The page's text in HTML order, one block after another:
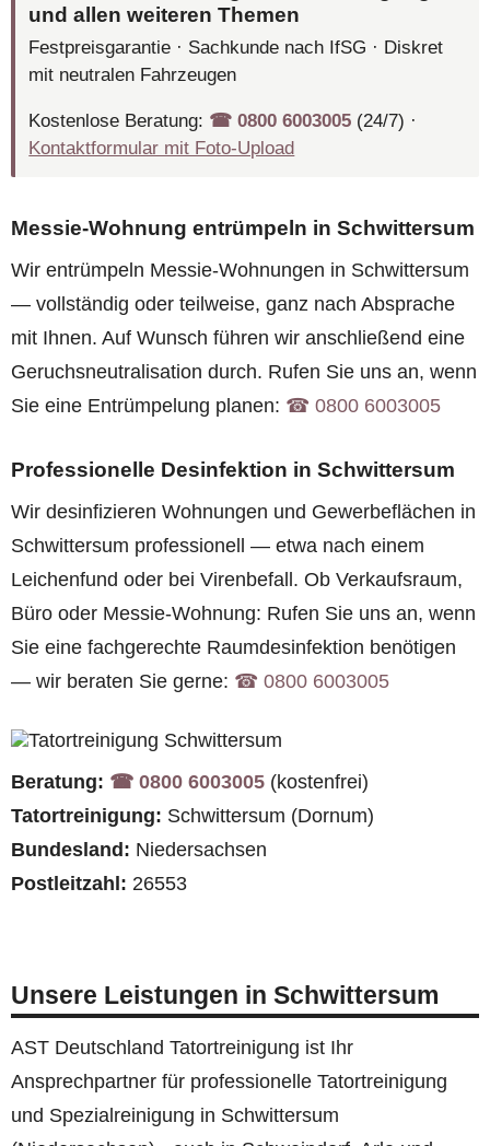
und allen weiteren Themen
Festpreisgarantie · Sachkunde nach IfSG · Diskret
mit neutralen Fahrzeugen
Kostenlose Beratung: ☎︎ 0800 6003005 (24/7) ·
Kontaktformular mit Foto-Upload
Messie-Wohnung entrümpeln in Schwittersum
Wir entrümpeln Messie-Wohnungen in Schwittersum
— vollständig oder teilweise, ganz nach Absprache
mit Ihnen. Auf Wunsch führen wir anschließend eine
Geruchsneutralisation durch. Rufen Sie uns an, wenn
Sie eine Entrümpelung planen: ☎︎ 0800 6003005
Professionelle Desinfektion in Schwittersum
Wir desinfizieren Wohnungen und Gewerbeflächen in
Schwittersum professionell — etwa nach einem
Leichenfund oder bei Virenbefall. Ob Verkaufsraum,
Büro oder Messie-Wohnung: Rufen Sie uns an, wenn
Sie eine fachgerechte Raumdesinfektion benötigen
— wir beraten Sie gerne: ☎︎ 0800 6003005
Beratung: ☎︎ 0800 6003005 (kostenfrei)
Tatortreinigung: Schwittersum (Dornum)
Bundesland: Niedersachsen
Postleitzahl: 26553
Unsere Leistungen in Schwittersum
AST Deutschland Tatortreinigung ist Ihr
Ansprechpartner für professionelle Tatortreinigung
und Spezialreinigung in Schwittersum